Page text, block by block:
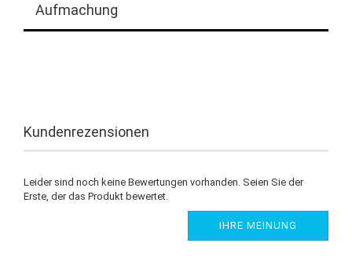
Aufmachung
Kundenrezensionen
Leider sind noch keine Bewertungen vorhanden. Seien Sie der
Erste, der das Produkt bewertet.
IHRE MEINUNG